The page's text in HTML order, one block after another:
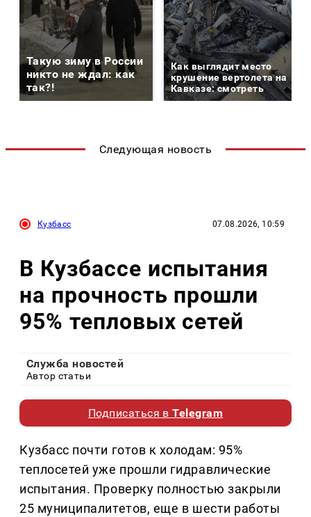
Такую зиму в России
никто не ждал: как
так?!
Как выглядит место
крушение вертолета на
Кавказе: смотреть
Следующая новость
Кузбасс 07.08.2026, 10:59
В Кузбассе испытания
на прочность прошли
95% тепловых сетей
Служба новостей
Автор статьи
Подписаться вTelegram
Кузбасс почти готов к холодам: 95%
теплосетей уже прошли гидравлические
испытания. Проверку полностью закрыли
25 муниципалитетов, еще в шести работы